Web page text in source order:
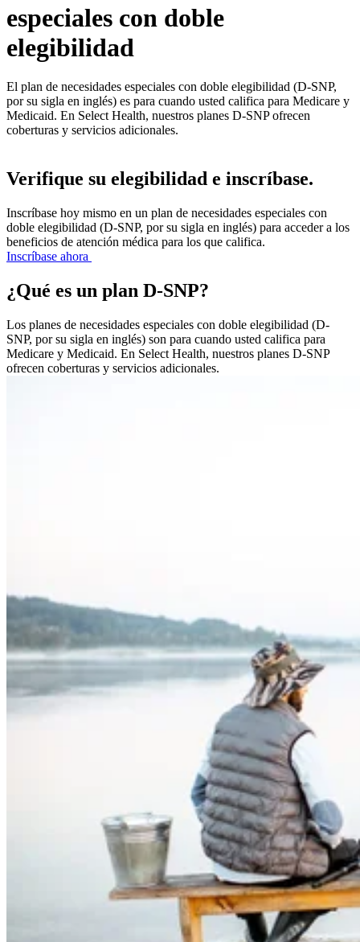
especiales con doble
elegibilidad
El plan de necesidades especiales con doble elegibilidad (D-SNP,
por su sigla en inglés) es para cuando usted califica para Medicare y
Medicaid. En Select Health, nuestros planes D-SNP ofrecen
coberturas y servicios adicionales.
Verifique su elegibilidad e inscríbase.
Inscríbase hoy mismo en un plan de necesidades especiales con
doble elegibilidad (D-SNP, por su sigla en inglés) para acceder a los
beneficios de atención médica para los que califica.
Inscríbase ahora
¿Qué es un plan D-SNP?
Los planes de necesidades especiales con doble elegibilidad (D-
SNP, por su sigla en inglés) son para cuando usted califica para
Medicare y Medicaid. En Select Health, nuestros planes D-SNP
ofrecen coberturas y servicios adicionales.